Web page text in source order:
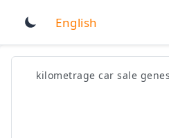
English